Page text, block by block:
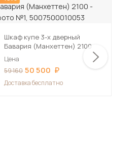
Шкаф купе 3-х дверный
Бавария (Манхеттен) 2100
Цена
59 160 50 500
Доставка бесплатно